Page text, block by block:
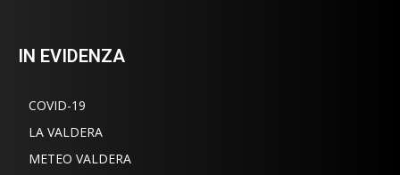
IN EVIDENZA
COVID-19
LA VALDERA
METEO VALDERA